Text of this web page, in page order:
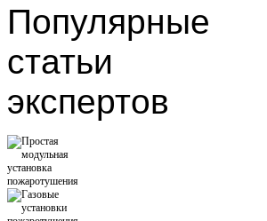
Популярные
статьи
экспертов